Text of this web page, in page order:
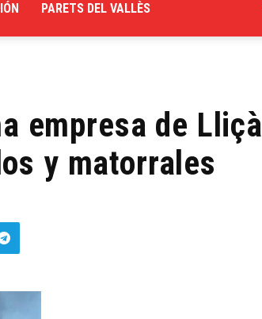
PARETS DEL VALLÈS
empresa de Lliçà
y matorrales